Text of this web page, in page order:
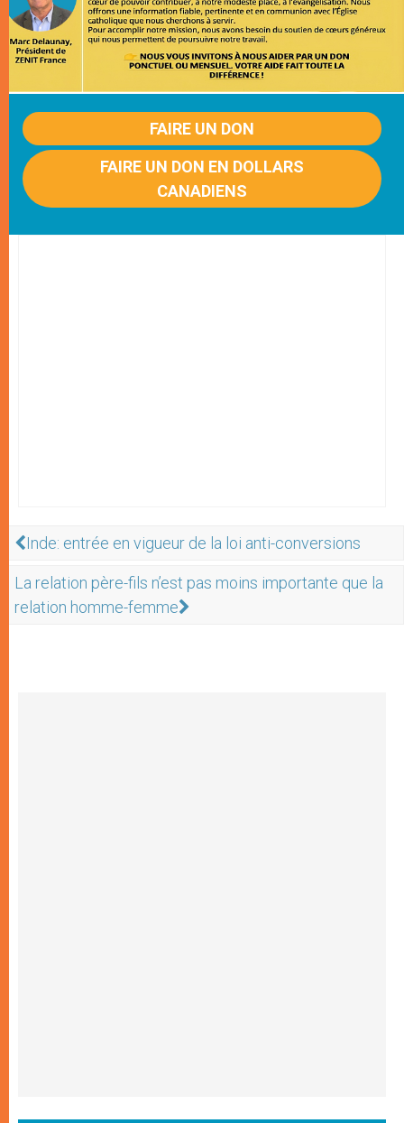
FAIRE UN DON
FAIRE UN DON EN DOLLARS
CANADIENS
Inde: entrée en vigueur de la loi anti-conversions
La relation père-fils n’est pas moins importante que la
relation homme-femme